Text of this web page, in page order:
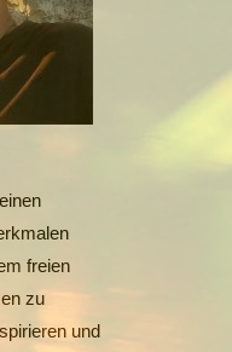
freien
zu
und